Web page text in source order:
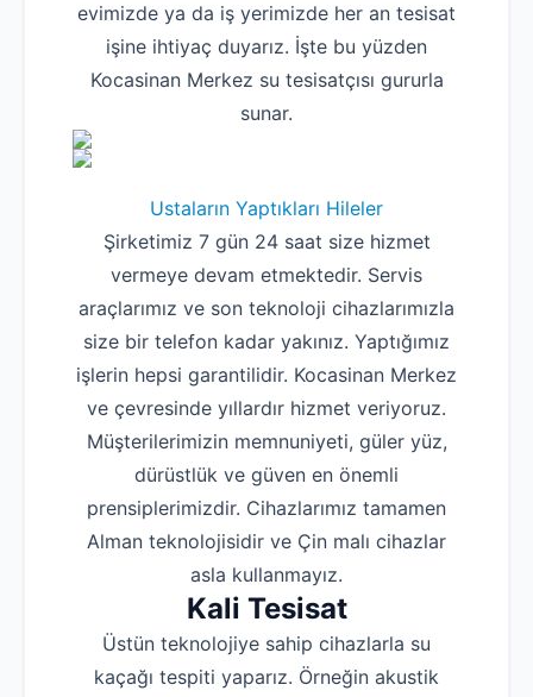
evimizde ya da iş yerimizde her an tesisat
işine ihtiyaç duyarız. İşte bu yüzden
Kocasinan Merkez su tesisatçısı gururla
sunar.
Ustaların Yaptıkları Hileler
Şirketimiz 7 gün 24 saat size hizmet
vermeye devam etmektedir. Servis
araçlarımız ve son teknoloji cihazlarımızla
size bir telefon kadar yakınız. Yaptığımız
işlerin hepsi garantilidir. Kocasinan Merkez
ve çevresinde yıllardır hizmet veriyoruz.
Müşterilerimizin memnuniyeti, güler yüz,
dürüstlük ve güven en önemli
prensiplerimizdir. Cihazlarımız tamamen
Alman teknolojisidir ve Çin malı cihazlar
asla kullanmayız.
Kali Tesisat
Üstün teknolojiye sahip cihazlarla su
kaçağı tespiti yaparız. Örneğin akustik